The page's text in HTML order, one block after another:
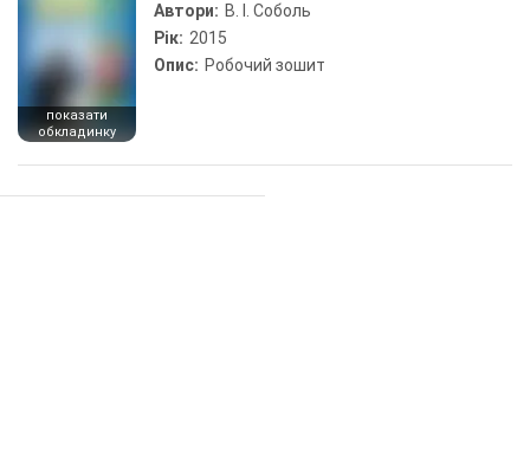
показати
обкладинку
Автори: В. І. Соболь
Рік: 2015
Опис: Робочий зошит